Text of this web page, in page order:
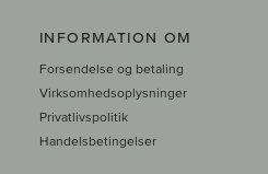
INFORMATION OM
Forsendelse og betaling
Virksomhedsoplysninger
Privatlivspolitik
Handelsbetingelser